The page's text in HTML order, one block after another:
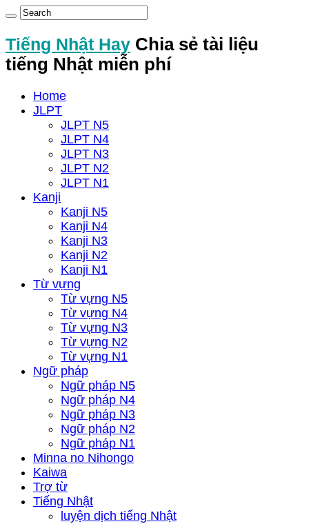
Tiếng Nhật Hay Chia sẻ tài liệu
tiếng Nhật miễn phí
Home
JLPT
JLPT N5
JLPT N4
JLPT N3
JLPT N2
JLPT N1
Kanji
Kanji N5
Kanji N4
Kanji N3
Kanji N2
Kanji N1
Từ vựng
Từ vựng N5
Từ vựng N4
Từ vựng N3
Từ vựng N2
Từ vựng N1
Ngữ pháp
Ngữ pháp N5
Ngữ pháp N4
Ngữ pháp N3
Ngữ pháp N2
Ngữ pháp N1
Minna no Nihongo
Kaiwa
Trợ từ
Tiếng Nhật
luyện dịch tiếng Nhật